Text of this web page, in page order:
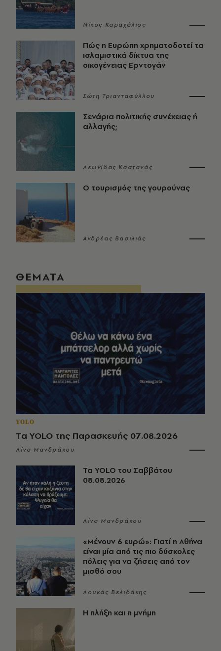
Νίκος Καραχάλιος
Πώς η Ευρώπη χρηματοδοτεί τα
ισλαμιστικά δίκτυα της
οικογένειας Ερντογάν
Σώτη Τριανταφύλλου
Σενάρια πολιτικής συνέχειας ή
αλλαγής;
Λεωνίδας Καστανάς
Ο τουρισμός της γουρούνας
Ανδρέας Βασιλιάς
ΘΕΜΑΤΑ
YOLO
Τα YOLO της Παρασκευής 07.08.2026
Λίνα Μανδράκου
Τα YOLO του Σαββάτου
08.08.2026
Λίνα Μανδράκου
«Μένουν 6 ευρώ»: Γιατί η Αθήνα
είναι μία από τις πιο δύσκολες
πόλεις για να ζήσεις από τον
μισθό σου
Λουκάς Βελιδάκης
Η πλήξη και η μνήμη